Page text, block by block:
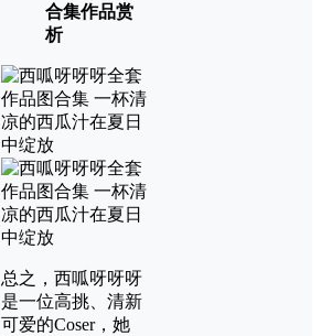
合集作品赏
析
总之，西呱呀呀呀
是一位高挑、清新
可爱的Coser，她